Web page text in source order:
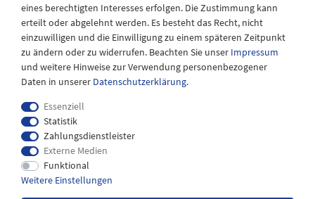
Impressum
eines berechtigten Interesses erfolgen. Die Zustimmung kann
erteilt oder abgelehnt werden. Es besteht das Recht, nicht
einzuwilligen und die Einwilligung zu einem späteren Zeitpunkt
zu ändern oder zu widerrufen. Beachten Sie unser Impressum
und weitere Hinweise zur Verwendung personenbezogener
Daten in unserer Daten­schutz­erklärung.
Essenziell
Statistik
Zahlungsdienstleister
Externe Medien
Funktional
Weitere Einstellungen